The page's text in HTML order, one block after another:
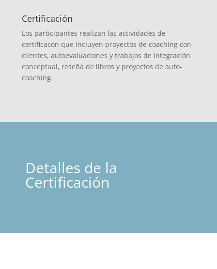
Certificación
Los participantes realizan las actividades de
certificacón que incluyen proyectos de coaching con
clientes, autoevaluaciones y trabajos de integración
conceptual, reseña de libros y proyectos de auto-
coaching.
Detalles de la
Certificación